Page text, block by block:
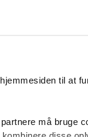
til at
må bruge
kr.